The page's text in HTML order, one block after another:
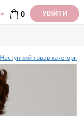
0 УВІЙТИ
Наступний товар категорії